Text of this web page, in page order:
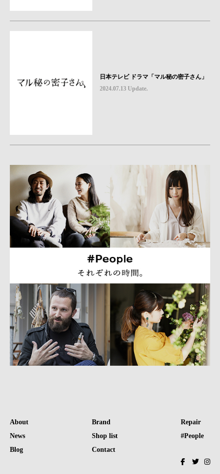
日本テレビ ドラマ「マル秘の密子さん」
2024.07.13 Update.
About
News
Blog
Brand
Shop list
Contact
Repair
#People